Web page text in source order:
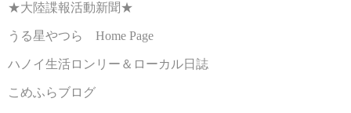
★大陸諜報活動新聞★
うる星やつら Home Page
ハノイ生活ロンリー＆ローカル日誌
こめふらブログ